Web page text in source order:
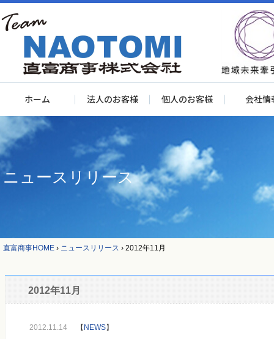
ホーム 法人のお客様 個人のお客様 会社情
ニュースリリース
直富商事HOME › ニュースリリース › 2012年11月
2012年11月
2012.11.14 【 NEWS】